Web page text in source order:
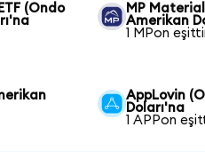
(Ondo
MP
Amerikan
1 MPon
AppLovin
Doları'na
1 APPon